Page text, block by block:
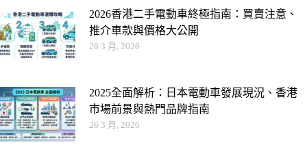
2026香港二手電動車終極指南：買賣注意、
推介車款與價格大公開
26 3 月, 2026
2025全面解析：日本電動車發展現況、香港
市場前景與熱門品牌指南
26 3 月, 2026